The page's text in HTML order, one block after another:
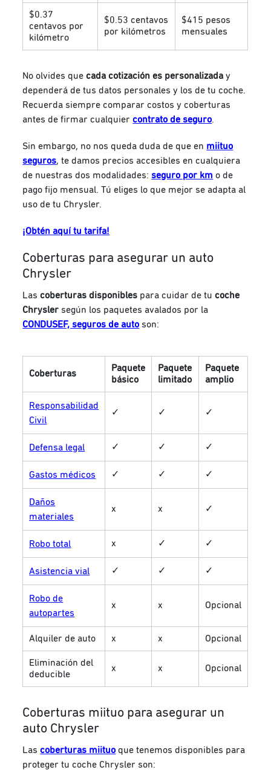
$0.37
centavos por
kilómetro
$0.53 centavos
por kilómetros
$415 pesos
mensuales
No olvides quecada cotización es personalizada y
dependerá de tus datos personales y los de tu coche.
Recuerda siempre comparar costos y coberturas
antes de firmar cualquiercontrato de seguro.
Sin embargo, no nos queda duda de que en miituo
seguros, te damos precios accesibles en cualquiera
de nuestras dos modalidades:seguro por km o de
pago fijo mensual. Tú eliges lo que mejor se adapta al
uso de tu Chrysler.
¡Obtén aquí tu tarifa!
Coberturas para asegurar un auto
Chrysler
Lascoberturas disponibles para cuidar de tucoche
Chryslersegún los paquetes avalados por la
CONDUSEF, seguros de auto son:
Coberturas
Paquete
básico
Paquete
limitado
Paquete
amplio
Responsabilidad
Civil
✓ ✓ ✓
Defensa legal ✓ ✓ ✓
Gastos médicos ✓ ✓ ✓
Daños
materiales
x x ✓
Robo total x ✓ ✓
Asistencia vial ✓ ✓ ✓
Robo de
autopartes
x x Opcional
Alquiler de auto x x Opcional
Eliminación del
deducible
x x Opcional
Coberturas miituo para asegurar un
auto Chrysler
Lascoberturas miituo que tenemos disponibles para
proteger tu coche Chrysler son: